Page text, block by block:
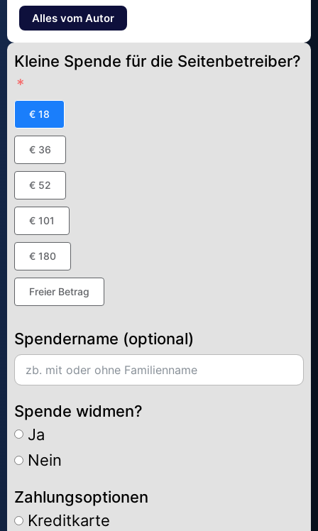
Alles vom Autor
Kleine Spende für die Seitenbetreiber?
€ 18
€ 36
€ 52
€ 101
€ 180
Freier Betrag
Spendername (optional)
Spende widmen?
Ja
Nein
Zahlungsoptionen
Kreditkarte